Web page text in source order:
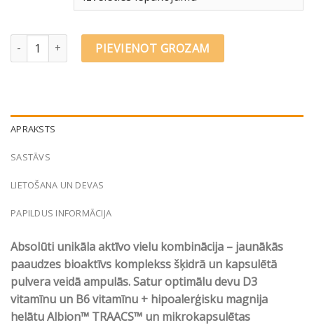
€23.84
Olimp Labs Gold-Vit® D3 plus Probiotic SHOT N9 quantity
PIEVIENOT GROZAM
APRAKSTS
PAPILDUS INFORMĀCIJA
SASTĀVS
LIETOŠANA UN DEVAS
Absolūti unikāla aktīvo vielu kombinācija – jaunākās
paaudzes bioaktīvs komplekss šķidrā un kapsulētā
pulvera veidā ampulās. Satur optimālu devu D3
vitamīnu un B6 vitamīnu + hipoalerģisku magnija
helātu Albion™ TRAACS™ un mikrokapsulētas